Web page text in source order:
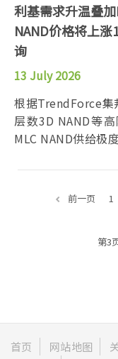
利基需求升温叠
NAND价格将上
询
13 July 2026
根据TrendForce集
层数3D NAND等
MLC NAND供给极
前一页 1
第3
首页 网站地图